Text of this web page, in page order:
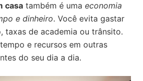
casa também é uma economia
e dinheiro. Você evita gastar
taxas de academia ou trânsito.
e recursos em outras
do seu dia a dia.